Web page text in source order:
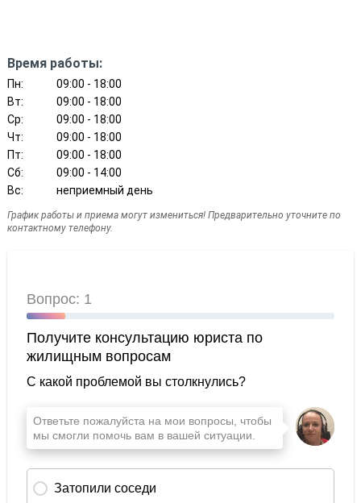
Время работы:
Пн:
09:00 - 18:00
Вт:
09:00 - 18:00
Ср:
09:00 - 18:00
Чт:
09:00 - 18:00
Пт:
09:00 - 18:00
Сб:
09:00 - 14:00
Вс:
неприемный день
График работы и приема могут измениться! Предварительно уточните по
контактному телефону.